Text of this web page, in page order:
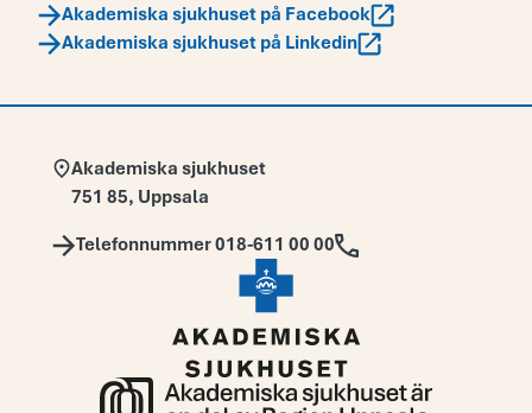
Akademiska sjukhuset på Facebook
Akademiska sjukhuset på Linkedin
Adress:
Akademiska sjukhuset
751 85, Uppsala
Telefon:
Telefonnummer 018-611 00 00